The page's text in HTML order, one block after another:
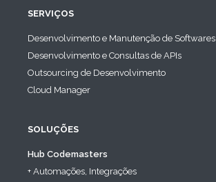
SERVIÇOS
Desenvolvimento e Manutenção de Softwares
Desenvolvimento e Consultas de APIs
Outsourcing de Desenvolvimento
Cloud Manager
SOLUÇÕES
Hub Codemasters
+ Automações, Integrações